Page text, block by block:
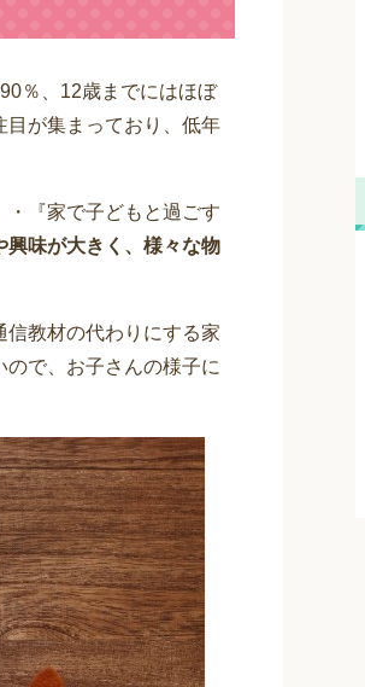
％、12歳までにはほぼ
目が集まっており、低年
『家で子どもと過ごす
興味が大きく、様々な物
教材の代わりにする家
で、お子さんの様子に